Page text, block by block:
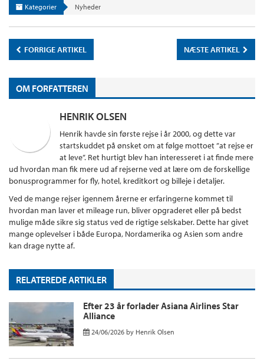
Kategorier Nyheder
FORRIGE ARTIKEL NÆSTE ARTIKEL
OM FORFATTEREN
HENRIK OLSEN
Henrik havde sin første rejse i år 2000, og dette var
startskuddet på ønsket om at følge mottoet ”at rejse er
at leve”. Ret hurtigt blev han interesseret i at finde mere
ud hvordan man fik mere ud af rejserne ved at lære om de forskellige
bonusprogrammer for fly, hotel, kreditkort og billeje i detaljer.
Ved de mange rejser igennem årerne er erfaringerne kommet til
hvordan man laver et mileage run, bliver opgraderet eller på bedst
mulige måde sikre sig status ved de rigtige selskaber. Dette har givet
mange oplevelser i både Europa, Nordamerika og Asien som andre
kan drage nytte af.
RELATEREDE ARTIKLER
Efter 23 år forlader Asiana Airlines Star
Alliance
24/06/2026 by Henrik Olsen